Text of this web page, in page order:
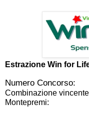
Estrazione Win for
Numero Concorso:
Combinazione
Montepremi: